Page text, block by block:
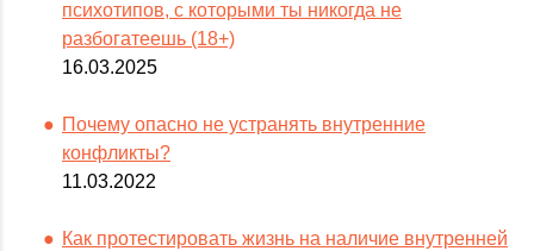
психотипов, с которыми ты никогда не
разбогатеешь (18+)
16.03.2025
Почему опасно не устранять внутренние
конфликты?
11.03.2022
Как протестировать жизнь на наличие внутренней